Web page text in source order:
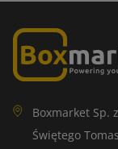
Boxmarket Sp.
Świętego